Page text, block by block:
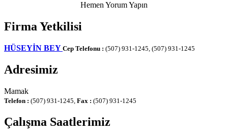
Hemen Yorum Yapın
Firma Yetkilisi
HÜSEYİN BEY Cep Telefonu : (507) 931-1245, (507) 931-1245
Adresimiz
Mamak
Telefon : (507) 931-1245, Fax : (507) 931-1245
Çalışma Saatlerimiz